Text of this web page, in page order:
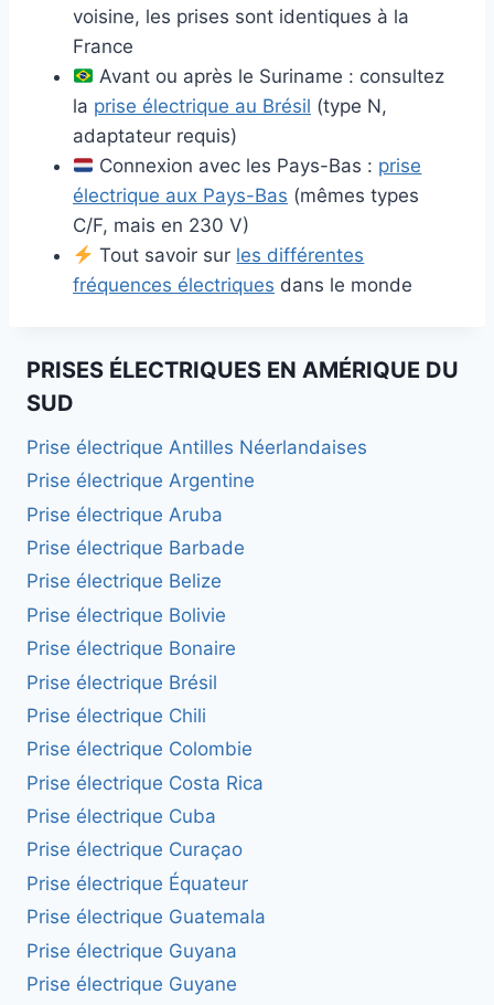
voisine, les prises sont identiques à la
France
Avant ou après le Suriname : consultez
la prise électrique au Brésil (type N,
adaptateur requis)
Connexion avec les Pays-Bas : prise
électrique aux Pays-Bas (mêmes types
C/F, mais en 230 V)
Tout savoir sur les différentes
fréquences électriques dans le monde
PRISES ÉLECTRIQUES EN AMÉRIQUE DU
SUD
Prise électrique Antilles Néerlandaises
Prise électrique Argentine
Prise électrique Aruba
Prise électrique Barbade
Prise électrique Belize
Prise électrique Bolivie
Prise électrique Bonaire
Prise électrique Brésil
Prise électrique Chili
Prise électrique Colombie
Prise électrique Costa Rica
Prise électrique Cuba
Prise électrique Curaçao
Prise électrique Équateur
Prise électrique Guatemala
Prise électrique Guyana
Prise électrique Guyane